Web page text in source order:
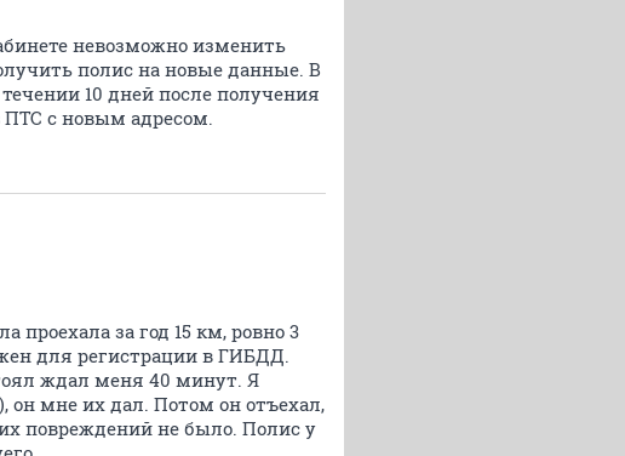
невозможно изменить
полис на новые данные. В
10 дней после получения
ПТС с новым адресом.
проехала за год 15 км, ровно 3
для регистрации в ГИБДД.
ждал меня 40 минут. Я
он мне их дал. Потом он отъехал,
повреждений не было. Полис у